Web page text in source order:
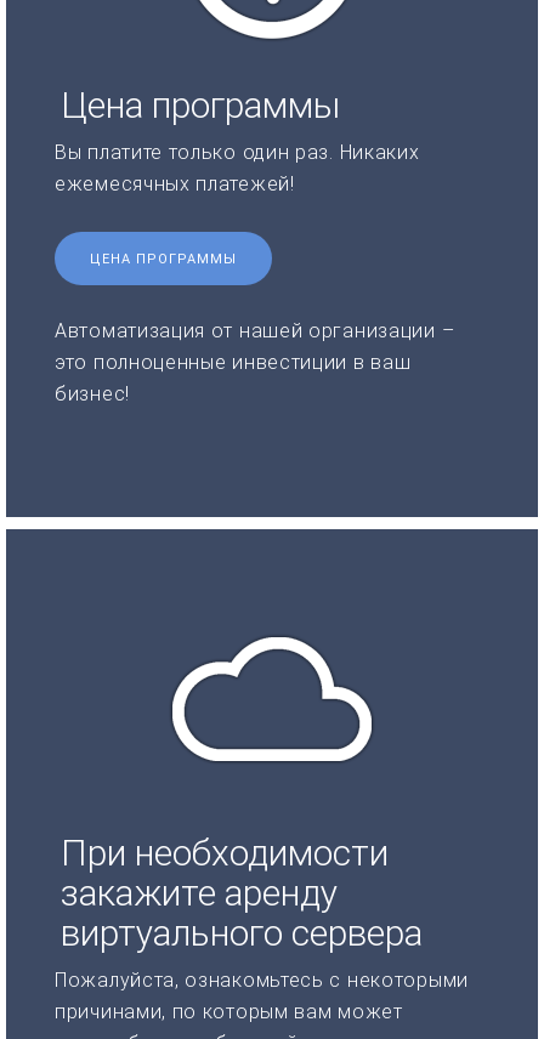
Цена программы
Вы платите только один раз. Никаких
ежемесячных платежей!
ЦЕНА ПРОГРАММЫ
Автоматизация от нашей организации –
это полноценные инвестиции в ваш
бизнес!
При необходимости
закажите аренду
виртуального сервера
Пожалуйста, ознакомьтесь с некоторыми
причинами, по которым вам может